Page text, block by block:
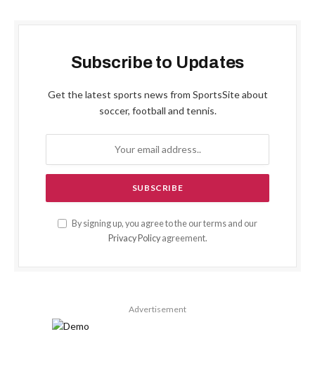
Subscribe to Updates
Get the latest sports news from SportsSite about
soccer, football and tennis.
By signing up, you agree to the our terms and our
Privacy Policyagreement.
Advertisement